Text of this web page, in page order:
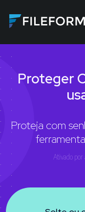
Proteger
Proteja com
Ativado por